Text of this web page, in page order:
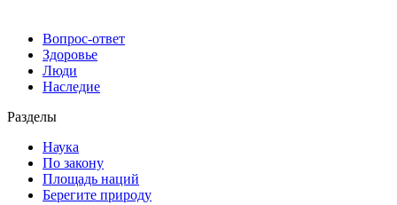
Вопрос-ответ
Здоровье
Люди
Наследие
Разделы
Наука
По закону
Площадь наций
Берегите природу